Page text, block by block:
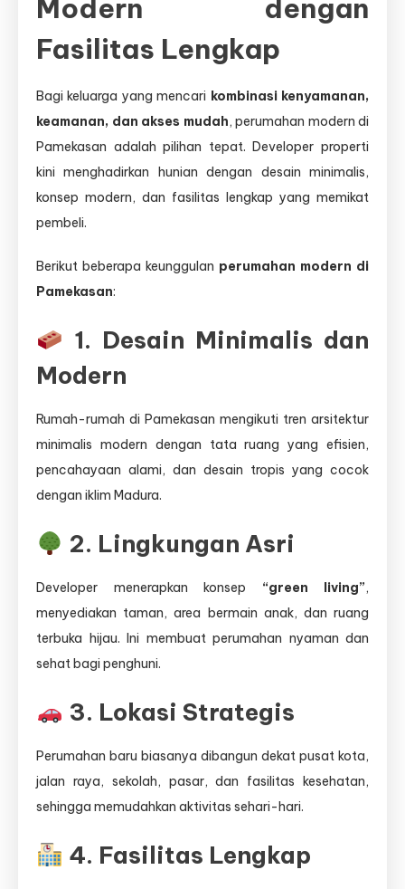
Modern dengan
Fasilitas Lengkap
Bagi keluarga yang mencari kombinasi kenyamanan,
keamanan, dan akses mudah, perumahan modern di
Pamekasan adalah pilihan tepat. Developer properti
kini menghadirkan hunian dengan desain minimalis,
konsep modern, dan fasilitas lengkap yang memikat
pembeli.
Berikut beberapa keunggulan perumahan modern di
Pamekasan:
1. Desain Minimalis dan
Modern
Rumah-rumah di Pamekasan mengikuti tren arsitektur
minimalis modern dengan tata ruang yang efisien,
pencahayaan alami, dan desain tropis yang cocok
dengan iklim Madura.
2. Lingkungan Asri
Developer menerapkan konsep “green living”,
menyediakan taman, area bermain anak, dan ruang
terbuka hijau. Ini membuat perumahan nyaman dan
sehat bagi penghuni.
3. Lokasi Strategis
Perumahan baru biasanya dibangun dekat pusat kota,
jalan raya, sekolah, pasar, dan fasilitas kesehatan,
sehingga memudahkan aktivitas sehari-hari.
4. Fasilitas Lengkap